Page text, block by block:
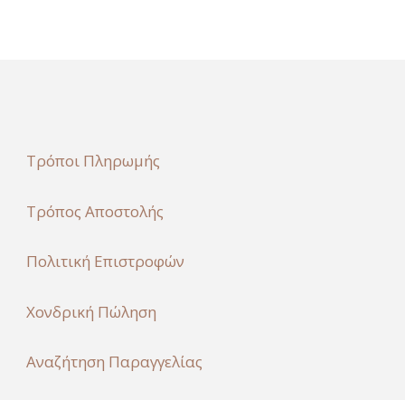
Τρόποι Πληρωμής
Τρόπος Αποστολής
Πολιτική Επιστροφών
Χονδρική Πώληση
Αναζήτηση Παραγγελίας